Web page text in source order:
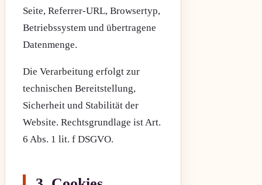
Seite, Referrer-URL, Browsertyp,
Betriebssystem und übertragene
Datenmenge.
Die Verarbeitung erfolgt zur
technischen Bereitstellung,
Sicherheit und Stabilität der
Website. Rechtsgrundlage ist Art.
6 Abs. 1 lit. f DSGVO.